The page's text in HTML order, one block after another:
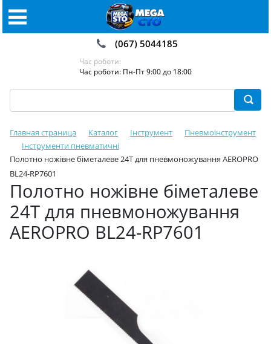
(067) 5044185
Час роботи:
Час роботи: Пн-Пт 9:00 до 18:00
Главная страница Каталог Інструмент
Пневмоінструмент
Інструменти пневматичні
Полотно ножівне біметалеве 24Т для пневмоножування AEROPRO
BL24-RP7601
Полотно ножівне біметалеве
24Т для пневмоножування
AEROPRO BL24-RP7601